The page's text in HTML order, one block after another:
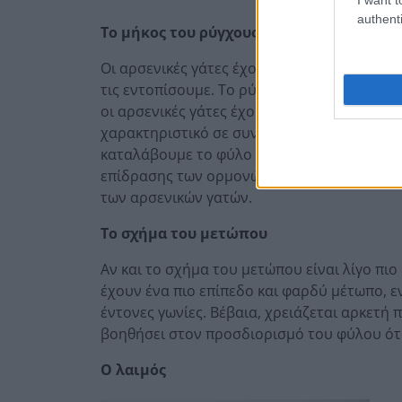
Το μήκος του ρύγχους
Οι αρσενικές γάτες έχουν πιο “άγρια”
τις εντοπίσουμε. Το ρύγχος των αρσενικών
οι αρσενικές γάτες έχουν πιο μακριά μύτη
χαρακτηριστικό σε συνδυασμό με το
καταλάβουμε το φύλο μιας γάτας. Αυτά τα
επίδρασης των ορμονών, και ειδικά της
των αρσενικών γατών.
Το σχήμα του μετώπου
Αν και το σχήμα του μετώπου είναι λίγο
έχουν ένα πιο επίπεδο και φαρδύ μέτωπο,
έντονες γωνίες. Βέβαια, χρειάζεται
βοηθήσει στον προσδιορισμό του φύλου
Ο λαιμός